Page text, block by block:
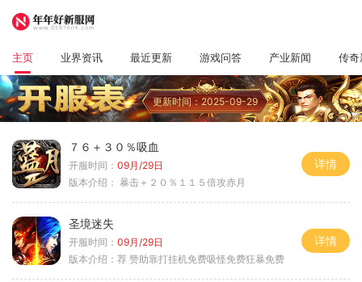
主页 业界资讯 最近更新 游戏问答 产业新闻 传奇
更新时间：2025-09-29
７６＋３０％吸血
开服时间： 09月/29日
版本介绍： 暴击＋２０％１１５倍攻赤月
详情
圣境迷失
开服时间： 09月/29日
版本介绍： 荐 赞助靠打挂机免费吸怪免费狂暴免费
详情